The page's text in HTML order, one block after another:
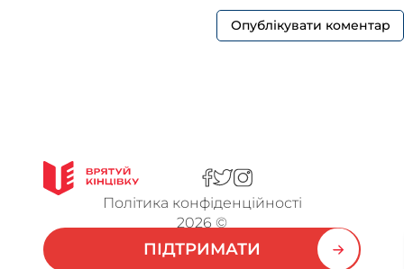
ПІДТРИМАТИ
Політика конфіденційності
2026 ©